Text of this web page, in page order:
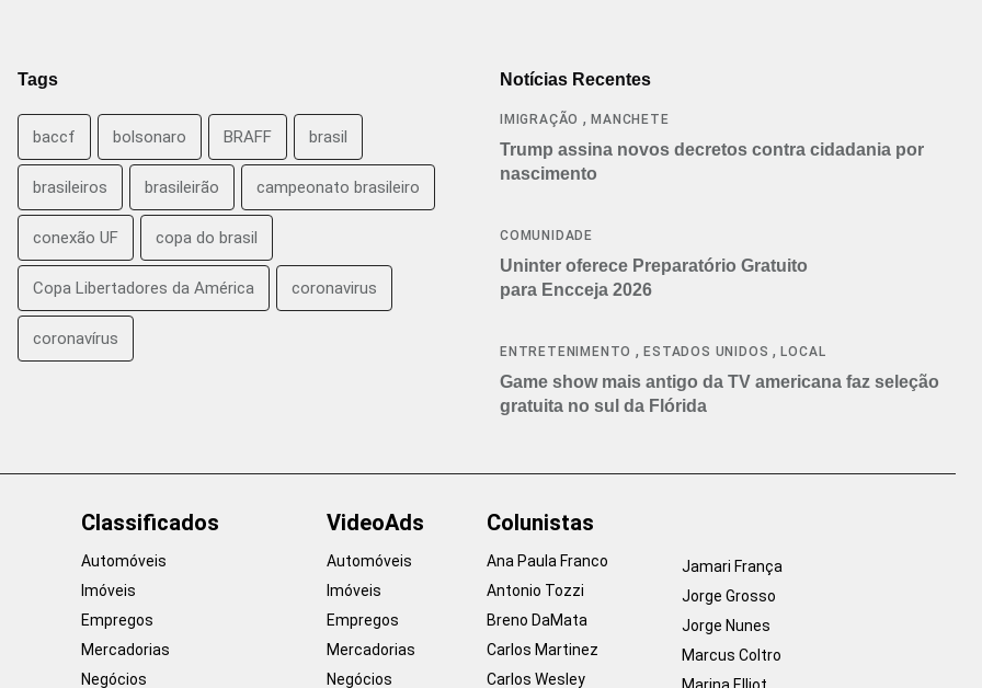
Tags
baccf bolsonaro BRAFF brasil
brasileiros brasileirão campeonato brasileiro
conexão UF copa do brasil
Copa Libertadores da América coronavirus
coronavírus
Notícias Recentes
IMIGRAÇÃO ,MANCHETE
Trump assina novos decretos contra cidadania por
nascimento
COMUNIDADE
Uninter oferece Preparatório Gratuito
para Encceja 2026
ENTRETENIMENTO ,ESTADOS UNIDOS ,LOCAL
Game show mais antigo da TV americana faz seleção
gratuita no sul da Flórida
Classificados
Automóveis
Imóveis
Empregos
Mercadorias
Negócios
VideoAds
Automóveis
Imóveis
Empregos
Mercadorias
Negócios
Colunistas
Ana Paula Franco
Antonio Tozzi
Breno DaMata
Carlos Martinez
Carlos Wesley
Jamari França
Jorge Grosso
Jorge Nunes
Marcus Coltro